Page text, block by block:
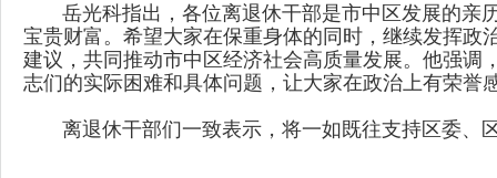
岳光科指出，各位离退休干部是市中区发展的亲
宝贵财富。希望大家在保重身体的同时，继续发挥
建议，共同推动市中区经济社会高质量发展。他强
志们的实际困难和具体问题，让大家在政治上有荣誉
离退休干部们一致表示，将一如既往支持区委、